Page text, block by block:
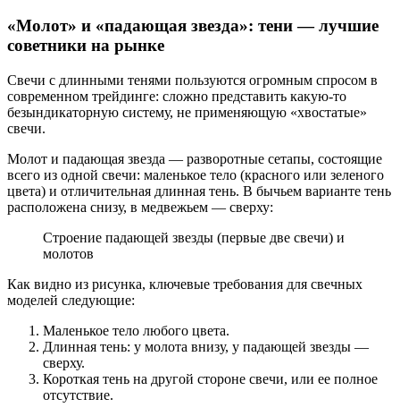
«Молот» и «падающая звезда»: тени — лучшие
советники на рынке
Свечи с длинными тенями пользуются огромным спросом в
современном трейдинге: сложно представить какую-то
безындикаторную систему, не применяющую «хвостатые»
свечи.
Молот и падающая звезда — разворотные сетапы, состоящие
всего из одной свечи: маленькое тело (красного или зеленого
цвета) и отличительная длинная тень. В бычьем варианте тень
расположена снизу, в медвежьем — сверху:
Строение падающей звезды (первые две свечи) и
молотов
Как видно из рисунка, ключевые требования для свечных
моделей следующие:
Маленькое тело любого цвета.
Длинная тень: у молота внизу, у падающей звезды —
сверху.
Короткая тень на другой стороне свечи, или ее полное
отсутствие.